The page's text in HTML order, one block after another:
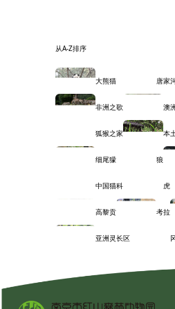
从A-Z排序
大熊猫 唐家
非洲之歌 澳
狐猴之家 本
细尾獴 狼
中国猫科 虎
高黎贡 考拉
亚洲灵长区